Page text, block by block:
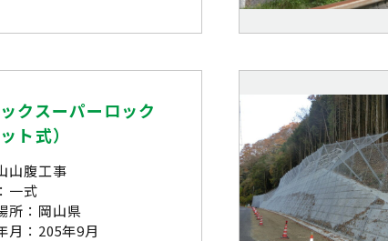
クスーパーロック
ト式）
山腹工事
一式
所：岡山県
月：205年9月